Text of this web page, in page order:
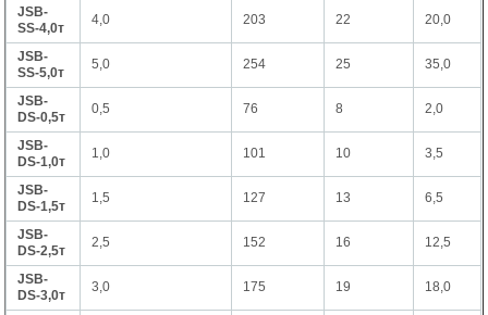
JSB-
SS-4,0т
4,0 203 22 20,0
JSB-
SS-5,0т
5,0 254 25 35,0
JSB-
DS-0,5т
0,5 76 8 2,0
JSB-
DS-1,0т
1,0 101 10 3,5
JSB-
DS-1,5т
1,5 127 13 6,5
JSB-
DS-2,5т
2,5 152 16 12,5
JSB-
DS-3,0т
3,0 175 19 18,0